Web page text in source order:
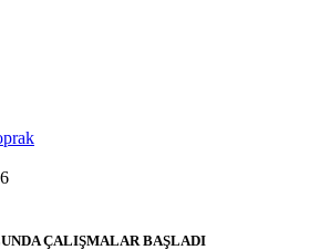
ÇALIŞMALAR BAŞLADI